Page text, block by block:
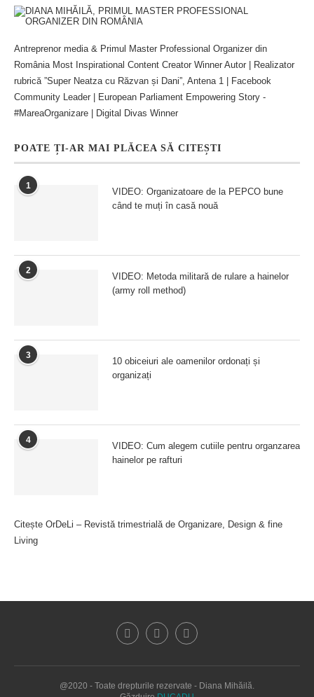
Antreprenor media & Primul Master Professional Organizer din
România Most Inspirational Content Creator Winner Autor | Realizator
rubrică ”Super Neatza cu Răzvan și Dani”, Antena 1 | Facebook
Community Leader | European Parliament Empowering Story -
#MareaOrganizare | Digital Divas Winner
POATE ȚI-AR MAI PLĂCEA SĂ CITEȘTI
1
VIDEO: Organizatoare de la PEPCO bune
când te muți în casă nouă
2
VIDEO: Metoda militară de rulare a hainelor
(army roll method)
3
10 obiceiuri ale oamenilor ordonați și
organizați
4
VIDEO: Cum alegem cutiile pentru organzarea
hainelor pe rafturi
Citește OrDeLi – Revistă trimestrială de Organizare, Design & fine
Living
@2020 - Toate drepturile rezervate - Diana Mihăilă.